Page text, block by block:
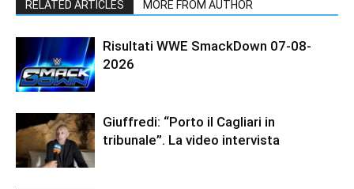
RELATED ARTICLES MORE FROM AUTHOR
Risultati WWE SmackDown 07-08-
2026
Giuffredi: “Porto il Cagliari in
tribunale”. La video intervista